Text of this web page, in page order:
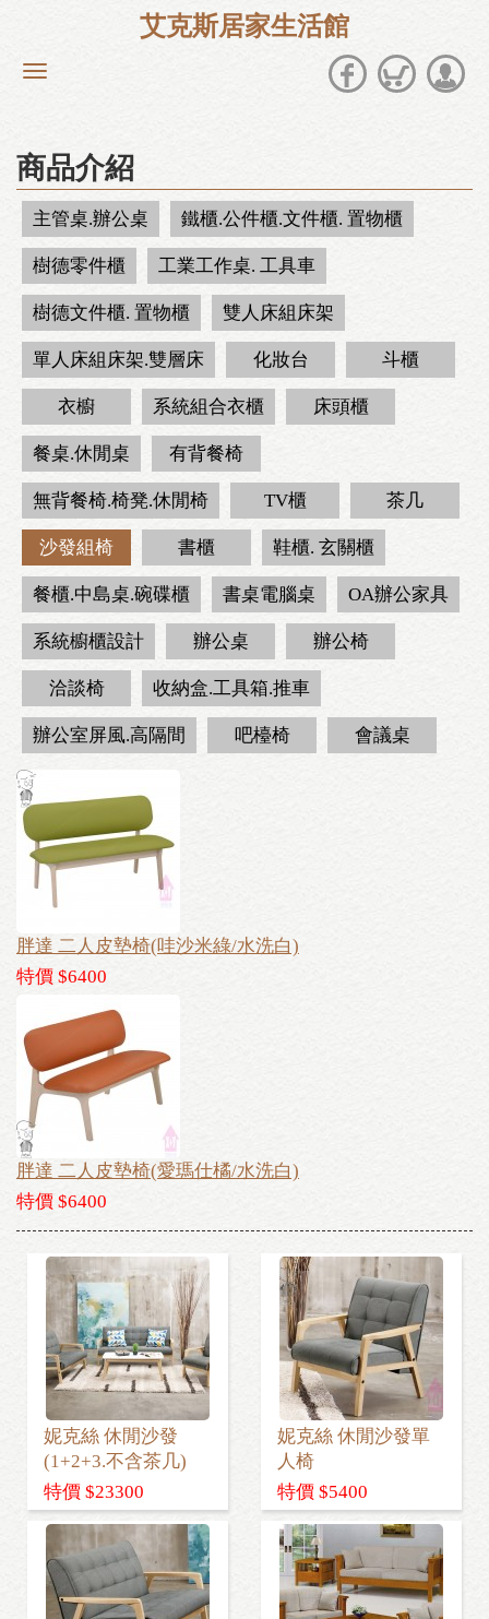
艾克斯居家生活館
商品介紹
主管桌.辦公桌 鐵櫃.公件櫃.文件櫃. 置物櫃
樹德零件櫃 工業工作桌. 工具車
樹德文件櫃. 置物櫃 雙人床組床架
單人床組床架.雙層床 化妝台 斗櫃
衣櫥 系統組合衣櫃 床頭櫃
餐桌.休閒桌 有背餐椅
無背餐椅.椅凳.休閒椅 TV櫃 茶几
沙發組椅 書櫃 鞋櫃. 玄關櫃
餐櫃.中島桌.碗碟櫃 書桌電腦桌 OA辦公家具
系統櫥櫃設計 辦公桌 辦公椅
洽談椅 收納盒.工具箱.推車
辦公室屏風.高隔間 吧檯椅 會議桌
胖達 二人皮墊椅(哇沙米綠/水洗白)
特價 $6400
胖達 二人皮墊椅(愛瑪仕橘/水洗白)
特價 $6400
妮克絲 休閒沙發
(1+2+3.不含茶几)
特價 $23300
妮克絲 休閒沙發單
人椅
特價 $5400